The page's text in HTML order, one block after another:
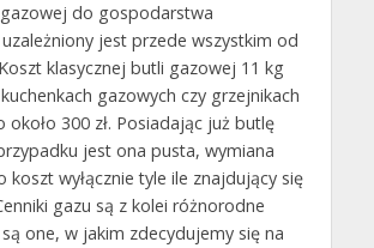
do gospodarstwa
jest przede wszystkim od
klasycznej butli gazowej 11 kg
gazowych czy grzejnikach
około 300 zł. Posiadając już butlę
jest ona pusta, wymiana
koszt wyłącznie tyle ile znajdujący się
gazu są z kolei różnorodne
one, w jakim zdecydujemy się na